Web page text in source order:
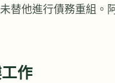
替他進行債務重組。
作